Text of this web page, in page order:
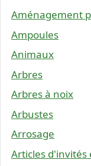
Aménagement
Ampoules
Animaux
Arbres
Arbres à noix
Arbustes
Arrosage
Articles d'invités